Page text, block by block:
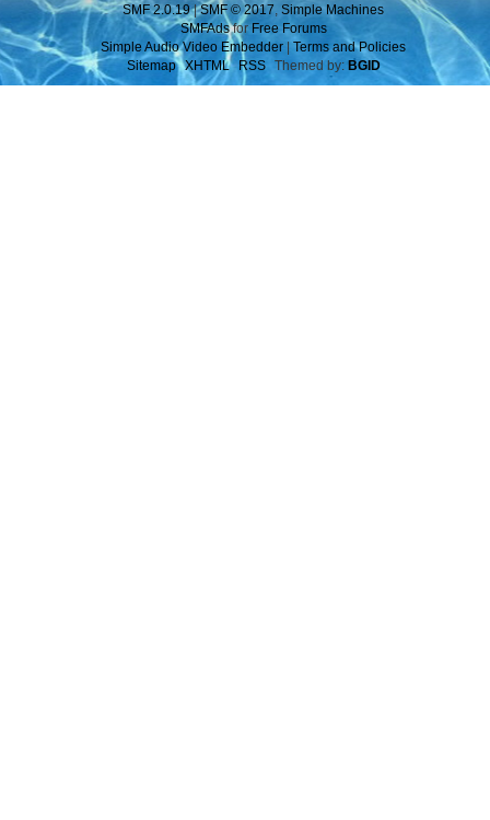
SMF 2.0.19|SMF © 2017 Simple Machines
SMFAdsfor Free Forums
Simple Audio Video Embedder | Terms and Policies
Sitemap XHTML RSS Themed by: BGID